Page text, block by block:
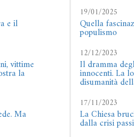
e il
vittime
la
Ma
19/01/2025
Quella
populismo
12/12/2023
Il dramma
innocenti. La
disumanità
17/11/2023
La Chiesa
dalla crisi